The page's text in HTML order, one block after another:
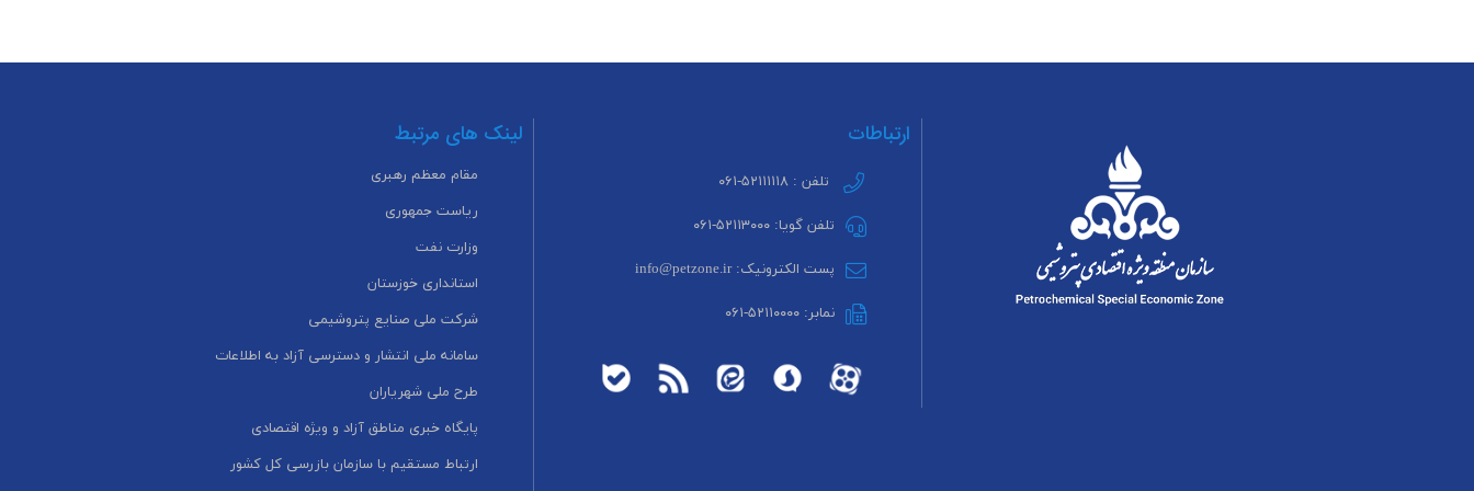
ارتباطات
تلفن : ۵۲۱۱۱۱۱۸-۰۶۱
تلفن گویا: ۵۲۱۱۳۰۰۰-۰۶۱
پست الکترونیک: info@petzone.ir
نمابر: ۵۲۱۱۰۰۰۰-۰۶۱
لینک های مرتبط
مقام معظم رهبری
ریاست جمهوری
وزارت نفت
استانداری خوزستان
شرکت ملی صنایع پتروشیمی
سامانه ملی انتشار و دسترسی آزاد به اطلاعات
طرح ملی شهریاران
پایگاه خبری مناطق آزاد و ویژه اقتصادی
ارتباط مستقیم با سازمان بازرسی کل کشور